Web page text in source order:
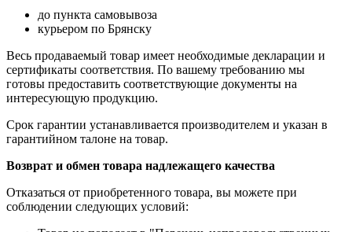
до пункта самовывоза
курьером по Брянску
Весь продаваемый товар имеет необходимые декларации и
сертификаты соответствия. По вашему требованию мы
готовы предоставить соответствующие документы на
интересующую продукцию.
Срок гарантии устанавливается производителем и указан в
гарантийном талоне на товар.
Возврат и обмен товара надлежащего качества
Отказаться от приобретенного товара, вы можете при
соблюдении следующих условий: